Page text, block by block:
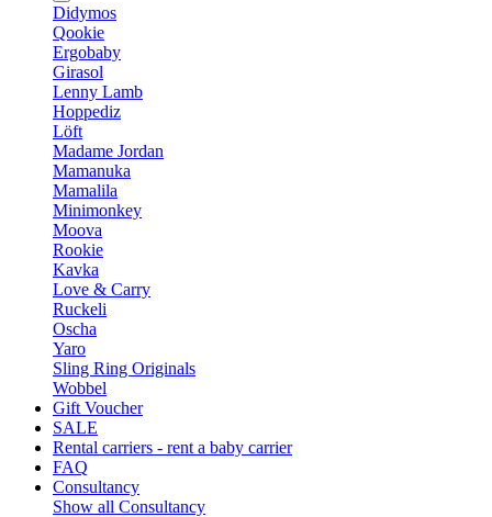
Didymos
Qookie
Ergobaby
Girasol
Lenny Lamb
Hoppediz
Löft
Madame Jordan
Mamanuka
Mamalila
Minimonkey
Moova
Rookie
Kavka
Love & Carry
Ruckeli
Oscha
Yaro
Sling Ring Originals
Wobbel
Gift Voucher
SALE
Rental carriers - rent a baby carrier
FAQ
Consultancy
Show all Consultancy